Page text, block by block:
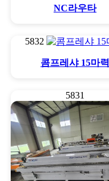
NC라우타
5832
콤프레샤 15마력
5831